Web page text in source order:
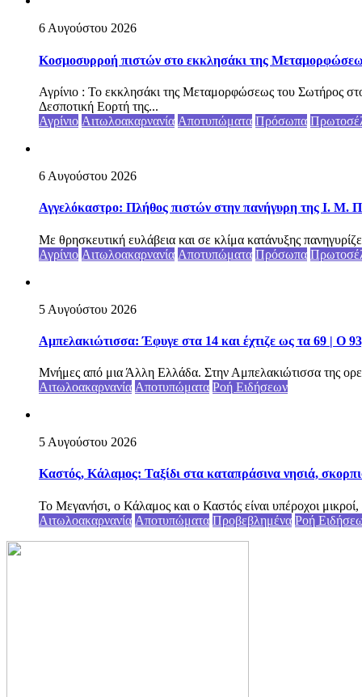
6 Αυγούστου 2026
Κοσμοσυρροή πιστών στο εκκλησάκι της
Αγρίνιο : Το εκκλησάκι της Μεταμορφώσεως του Σωτήρος
Δεσποτική Εορτή της...
Αγρίνιο Αιτωλοακαρνανία Αποτυπώματα Πρόσωπα
6 Αυγούστου 2026
Αγγελόκαστρο: Πλήθος πιστών στην πανήγυρη της Ι. Μ.
Με θρησκευτική ευλάβεια και σε κλίμα κατάνυξης
Αγρίνιο Αιτωλοακαρνανία Αποτυπώματα Πρόσωπα
5 Αυγούστου 2026
Αμπελακιώτισσα: Έφυγε στα 14 και έχτιζε ως τα 69 | Ο
Μνήμες από μια Άλλη Ελλάδα. Στην Αμπελακιώτισσα της
Αιτωλοακαρνανία Αποτυπώματα Ροή Ειδήσεων
5 Αυγούστου 2026
Καστός, Κάλαμος: Ταξίδι στα καταπράσινα νησιά,
Το Μεγανήσι, ο Κάλαμος και ο Καστός είναι υπέροχοι
Αιτωλοακαρνανία Αποτυπώματα Προβεβλημένα Ροή